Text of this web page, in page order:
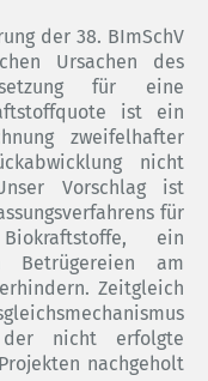
der 38. BImSchV
Ursachen des
für eine
ist ein
zweifelhafter
nicht
Vorschlag ist
für
ein
Betrügereien am
Zeitgleich
nicht erfolgte
nachgeholt